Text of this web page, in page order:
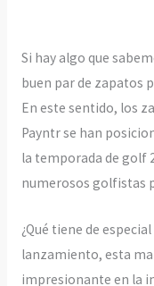
Si hay algo que
buen par de zapatos
En este sentido, los
Payntr se han
la temporada de golf
numerosos golfistas
¿Qué tiene de
lanzamiento, esta
impresionante en la